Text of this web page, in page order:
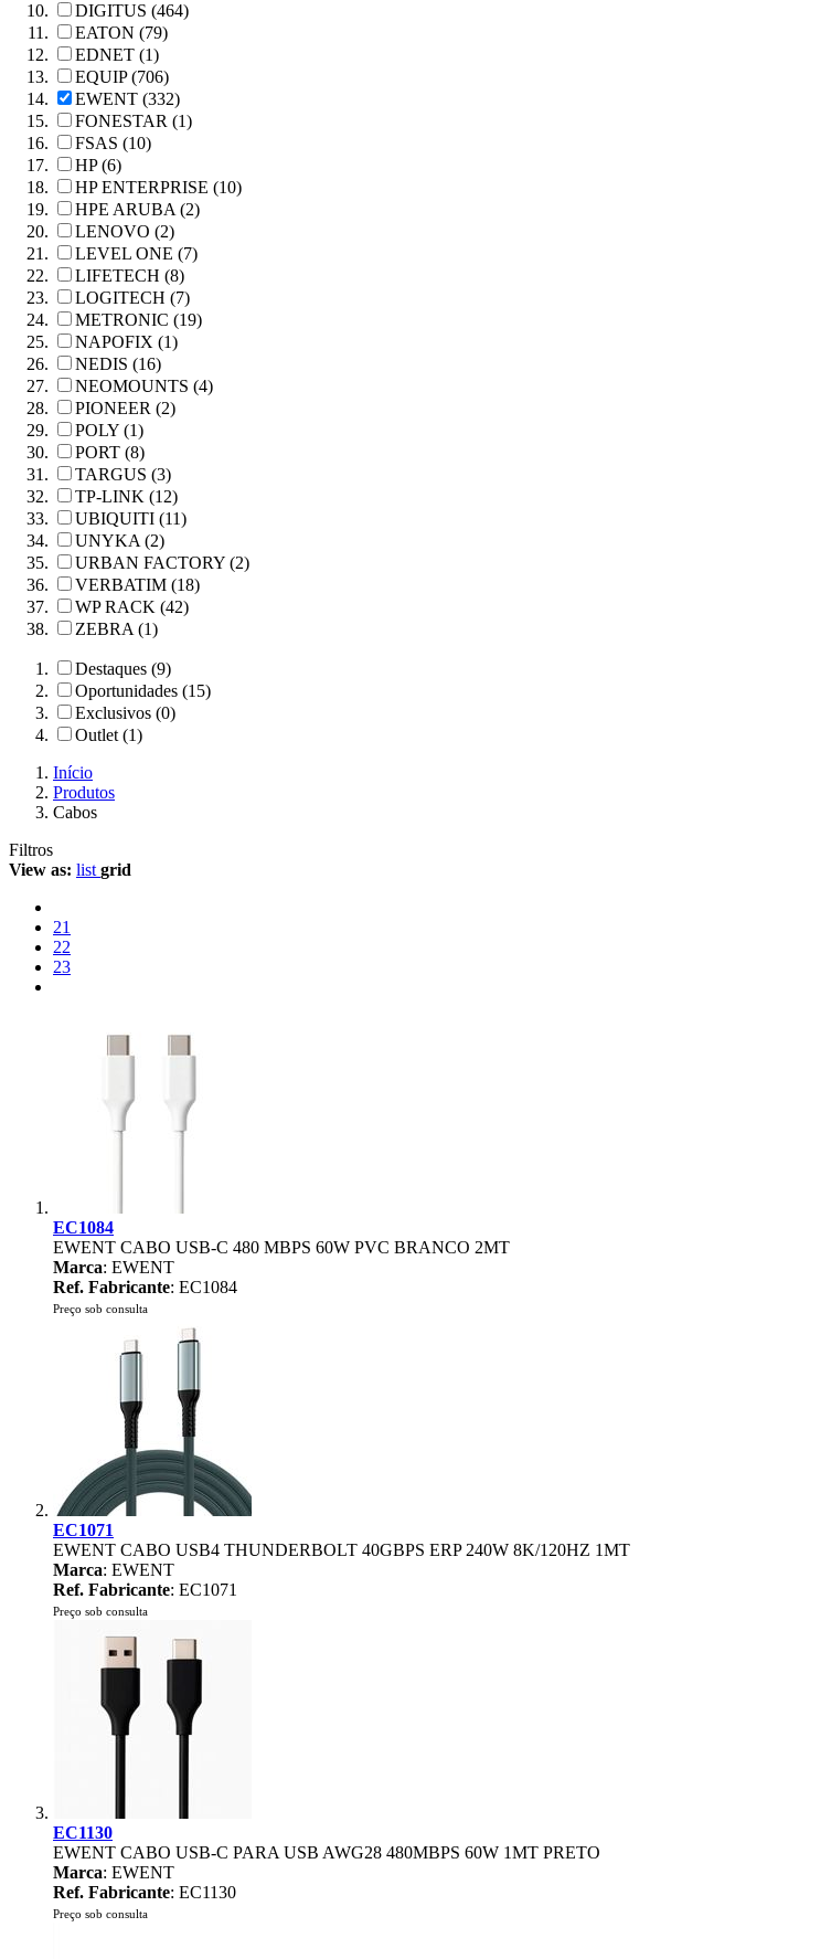
DIGITUS (464)
EATON (79)
EDNET (1)
EQUIP (706)
EWENT (332)
FONESTAR (1)
FSAS (10)
HP (6)
HP ENTERPRISE (10)
HPE ARUBA (2)
LENOVO (2)
LEVEL ONE (7)
LIFETECH (8)
LOGITECH (7)
METRONIC (19)
NAPOFIX (1)
NEDIS (16)
NEOMOUNTS (4)
PIONEER (2)
POLY (1)
PORT (8)
TARGUS (3)
TP-LINK (12)
UBIQUITI (11)
UNYKA (2)
URBAN FACTORY (2)
VERBATIM (18)
WP RACK (42)
ZEBRA (1)
Destaques (9)
Oportunidades (15)
Exclusivos (0)
Outlet (1)
Início
Produtos
Cabos
Filtros
View as: list grid
21
22
23
EC1084
EWENT CABO USB-C 480 MBPS 60W PVC BRANCO 2MT
Marca: EWENT
Ref. Fabricante: EC1084
Preço sob consulta
EC1071
EWENT CABO USB4 THUNDERBOLT 40GBPS ERP 240W 8K/120HZ 1MT
Marca: EWENT
Ref. Fabricante: EC1071
Preço sob consulta
EC1130
EWENT CABO USB-C PARA USB AWG28 480MBPS 60W 1MT PRETO
Marca: EWENT
Ref. Fabricante: EC1130
Preço sob consulta